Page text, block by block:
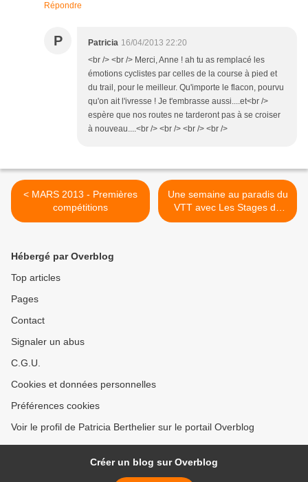
Répondre
P Patricia 16/04/2013 22:20
<br /> <br /> Merci, Anne ! ah tu as remplacé les
émotions cyclistes par celles de la course à pied et
du trail, pour le meilleur. Qu'importe le flacon, pourvu
qu'on ait l'ivresse ! Je t'embrasse aussi....et<br />
espère que nos routes ne tarderont pas à se croiser
à nouveau....<br /> <br /> <br /> <br />
< MARS 2013 - Premières
compétitions
Une semaine au paradis du
VTT avec Les Stages du
Soleil >
Hébergé par Overblog
Top articles
Pages
Contact
Signaler un abus
C.G.U.
Cookies et données personnelles
Préférences cookies
Voir le profil de Patricia Berthelier sur le portail Overblog
Créer un blog sur Overblog